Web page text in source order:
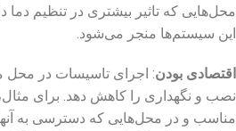
محل‌هایی که تاثیر بیشتری در تنظیم دما
این سیستم‌ها منجر می‌شود.
اقتصادی بودن: اجرای تاسیسات در محل
نصب و نگهداری را کاهش دهد. برای
مناسب و در محل‌هایی که دسترسی به